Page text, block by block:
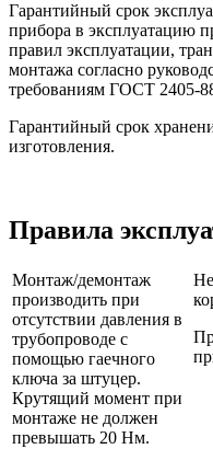
Гарантийный срок
прибора в эксплуатацию
правил эксплуатации,
монтажа согласно
требованиям ГОСТ 2405-
Гарантийный срок
изготовления.
Правила
Монтаж/демонтаж
производить при
отсутствии давления в
трубопроводе с
помощью гаечного
ключа за штуцер.
Крутящий момент при
монтаже не должен
превышать 20 Нм.